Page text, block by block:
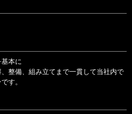
本に
整備、組み立てまで一貫して当社内で
す。